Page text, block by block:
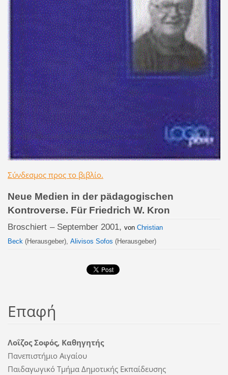
Σύνδεσμος προς το βιβλίο.
Neue Medien in der pädagogischen
Kontroverse. Für Friedrich W. Kron
Broschiert – September 2001, von Christian
Beck (Herausgeber), Alivisos Sofos (Herausgeber)
Επαφή
Λοΐζος Σοφός, Καθηγητής
Πανεπιστήμιο Αιγαίου
Παιδαγωγικό Τμήμα Δημοτικής Εκπαίδευσης